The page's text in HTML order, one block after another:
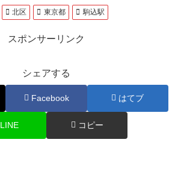
北区 東京都 駒込駅
スポンサーリンク
シェアする
Facebook はてブ
LINE コピー